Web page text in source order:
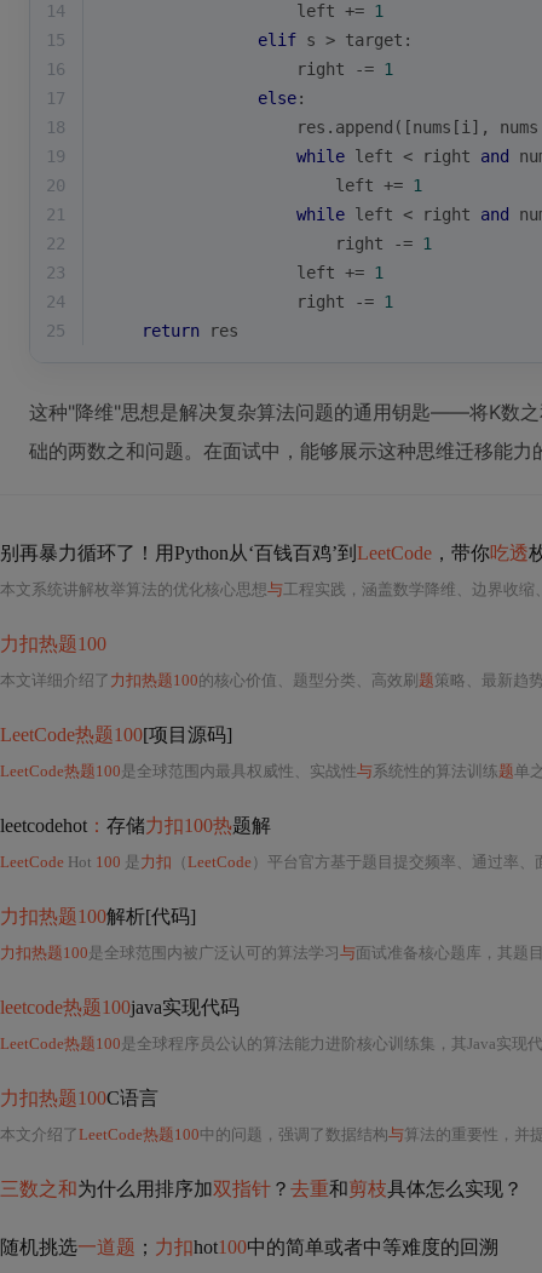
14
                    left +=
1
15
elif s > target:
16
                    right -=
1
17
else:
18
res.append([nums[i],
19
while left < right and
20
                        left +=
1
21
while left < right and
22
                        right -=
1
23
                    left +=
1
24
                    right -=
1
25
return res
这种"降维"思想是解决复杂算法问题的通用钥匙——将K数
础的两数之和问题。在面试中，能够展示这种思维迁移能
别再暴力循环了！用Python从‘百钱百鸡’到 LeetCode ，带你吃透
本文系统讲解枚举算法的优化核心思想与工程实践，涵盖数学降维、边界收缩
力扣热题100
本文详细介绍了 力扣热题100的核心价值、题型分类、高效刷 题策略、最新趋
LeetCode热题100[项目源码]
LeetCode热题100是全球范围内最具权威性、实战性与系统性的算法训练题单
leetcodehot ： 存储力扣100热题解
LeetCode Hot 100 是 力扣 （LeetCode ）平台官方基于题目提交频率、通过率、面试出现频次
力扣热题100解析[代码]
力扣热题100是全球范围内被广泛认可的算法学习与面试准备核心题库，其题
leetcode热题100java实现代码
LeetCode热题100是全球程序员公认的算法能力进阶核心训练集，其Java实现
力扣热题100C语言
本文介绍了LeetCode热题100中的问题，强调了数据结构与算法的重要性，并提供了获取C语言解
三数之和为什么用排序加双指针 ？ 去重和剪枝具体怎么实现？
随机挑选一道题 ； 力扣hot100中的简单或者中等难度的回溯